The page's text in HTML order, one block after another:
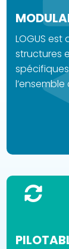
LOGUS
structures